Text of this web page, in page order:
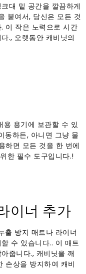
대 밑 공간을 깔끔하게
붙여서, 당신은 모든 것
이 작은 노력으로 시간
., 오랫동안 캐비닛의
용 용기에 보관할 수 있
동하든, 아니면 그냥 물
하면 모든 것을 한 번에
한 필수 도구입니다.!
이너 추가
출 방지 매트나 라이너
수 있습니다.. 이 매트
줍니다., 캐비닛을 깨
손상을 방지하여 캐비